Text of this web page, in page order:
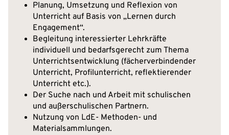
Planung, Umsetzung und Reflexion von
Unterricht auf Basis von „Lernen durch
Engagement“.
Begleitung interessierter Lehrkräfte
individuell und bedarfsgerecht zum Thema
Unterrichtsentwicklung (fächerverbindender
Unterricht, Profilunterricht, reflektierender
Unterricht etc.).
Der Suche nach und Arbeit mit schulischen
und außerschulischen Partnern.
Nutzung von LdE- Methoden- und
Materialsammlungen.